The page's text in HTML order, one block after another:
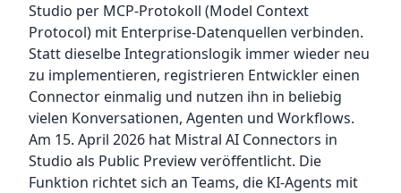
Studio per MCP-Protokoll (Model Context
Protocol) mit Enterprise-Datenquellen verbinden.
Statt dieselbe Integrationslogik immer wieder neu
zu implementieren, registrieren Entwickler einen
Connector einmalig und nutzen ihn in beliebig
vielen Konversationen, Agenten und Workflows.
Am 15. April 2026 hat Mistral AI Connectors in
Studio als Public Preview veröffentlicht. Die
Funktion richtet sich an Teams, die KI-Agents mit